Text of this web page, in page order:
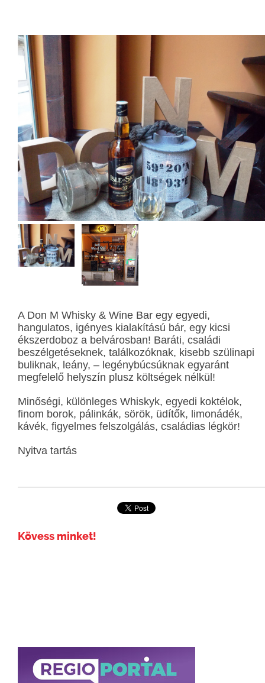
A Don M Whisky & Wine Bar egy egyedi,
hangulatos, igényes kialakítású bár, egy kicsi
ékszerdoboz a belvárosban! Baráti, családi
beszélgetéseknek, találkozóknak, kisebb szülinapi
buliknak, leány, – legénybúcsúknak egyaránt
megfelelő helyszín plusz költségek nélkül!
Minőségi, különleges Whiskyk, egyedi koktélok,
finom borok, pálinkák, sörök, üdítők, limonádék,
kávék, figyelmes felszolgálás, családias légkör!
Nyitva tartás
Kövess minket!